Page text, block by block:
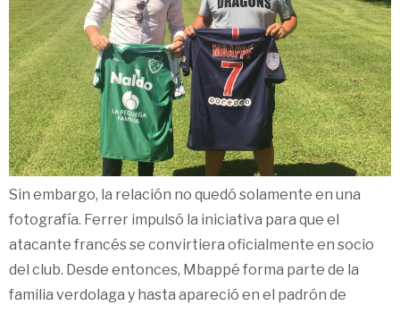
Sin embargo, la relación no quedó solamente en una
fotografía. Ferrer impulsó la iniciativa para que el
atacante francés se convirtiera oficialmente en socio
del club. Desde entonces, Mbappé forma parte de la
familia verdolaga y hasta apareció en el padrón de